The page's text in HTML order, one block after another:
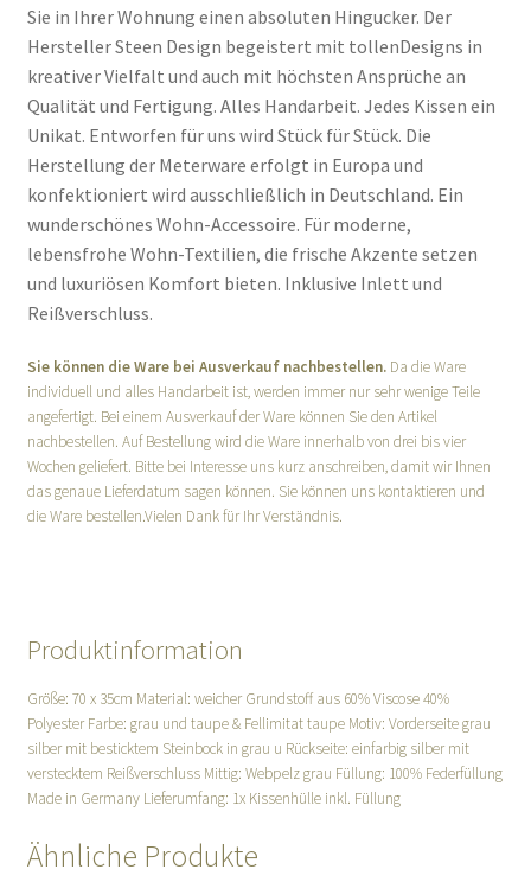
Sie in Ihrer Wohnung einen absoluten Hingucker. Der
Hersteller Steen Design begeistert mit tollenDesigns in
kreativer Vielfalt und auch mit höchsten Ansprüche an
Qualität und Fertigung. Alles Handarbeit. Jedes Kissen ein
Unikat. Entworfen für uns wird Stück für Stück. Die
Herstellung der Meterware erfolgt in Europa und
konfektioniert wird ausschließlich in Deutschland. Ein
wunderschönes Wohn-Accessoire. Für moderne,
lebensfrohe Wohn-Textilien, die frische Akzente setzen
und luxuriösen Komfort bieten. Inklusive Inlett und
Reißverschluss.
Sie können die Ware bei Ausverkauf nachbestellen.Da die Ware
individuell und alles Handarbeit ist, werden immer nur sehr wenige Teile
angefertigt. Bei einem Ausverkauf der Ware können Sie den Artikel
nachbestellen. Auf Bestellung wird die Ware innerhalb von drei bis vier
Wochen geliefert. Bitte bei Interesse uns kurz anschreiben, damit wir Ihnen
das genaue Lieferdatum sagen können. Sie können uns kontaktieren und
die Ware bestellen.Vielen Dank für Ihr Verständnis.
Produktinformation
Größe: 70 x 35cm Material: weicher Grundstoff aus 60% Viscose 40%
Polyester Farbe: grau und taupe & Fellimitat taupe Motiv: Vorderseite grau
silber mit besticktem Steinbock in grau u Rückseite: einfarbig silber mit
verstecktem Reißverschluss Mittig: Webpelz grau Füllung: 100% Federfüllung
Made in Germany Lieferumfang: 1x Kissenhülle inkl. Füllung
Ähnliche Produkte